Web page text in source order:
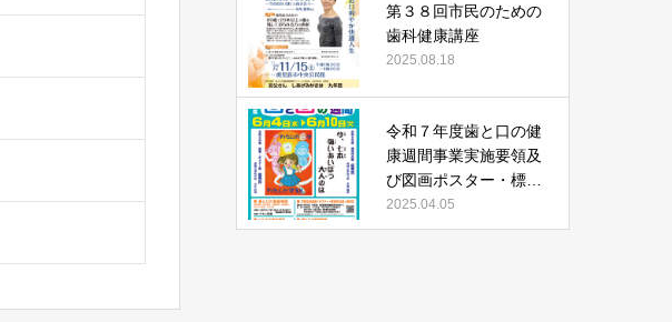
第３８回市民のための
歯科健康講座
2025.08.18
令和７年度歯と口の健
康週間事業実施要領及
び図画ポスター・標語
作品募集について
2025.04.05